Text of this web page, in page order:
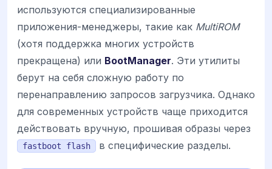
используются специализированные
приложения-менеджеры, такие как MultiROM
(хотя поддержка многих устройств
прекращена) или BootManager. Эти утилиты
берут на себя сложную работу по
перенаправлению запросов загрузчика. Однако
для современных устройств чаще приходится
действовать вручную, прошивая образы через
fastboot flash в специфические разделы.